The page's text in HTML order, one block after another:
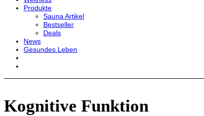
Produkte
Sauna Artikel
Bestseller
Deals
News
Gesundes Leben
Kognitive Funktion